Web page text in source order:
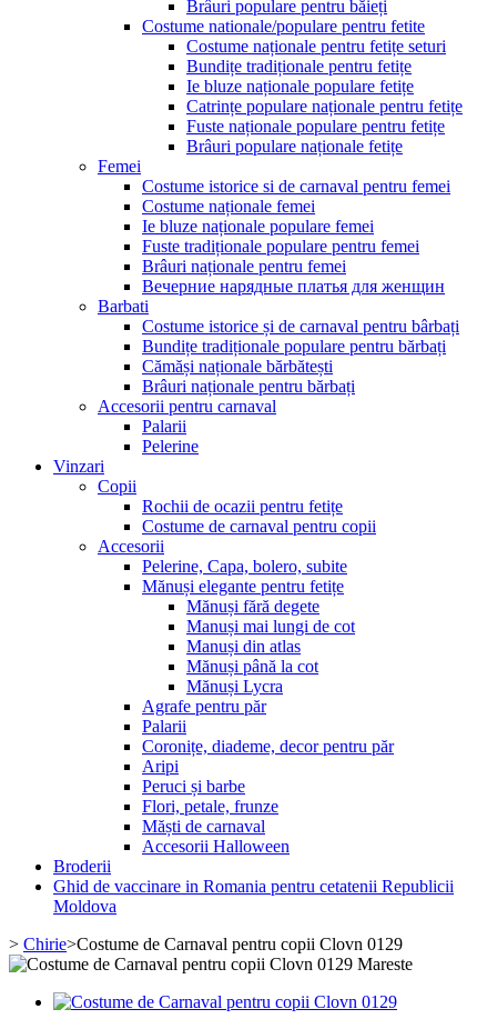
Brâuri populare pentru băieți
Costume nationale/populare pentru fetite
Costume naționale pentru fetițe seturi
Bundițe tradiționale pentru fetițe
Ie bluze naționale populare fetițe
Catrințe populare naționale pentru fetițe
Fuste naționale populare pentru fetițe
Brâuri populare naționale fetițe
Femei
Costume istorice si de carnaval pentru femei
Costume naționale femei
Ie bluze naționale populare femei
Fuste tradiționale populare pentru femei
Brâuri naționale pentru femei
Вечерние нарядные платья для женщин
Barbati
Costume istorice și de carnaval pentru bârbați
Bundițe tradiționale populare pentru bărbați
Cămăși naționale bărbătești
Brâuri naționale pentru bărbați
Accesorii pentru carnaval
Palarii
Pelerine
Vinzari
Copii
Rochii de ocazii pentru fetițe
Costume de carnaval pentru copii
Accesorii
Pelerine, Capa, bolero, subite
Mănuși elegante pentru fetițe
Mănuși fără degete
Manuși mai lungi de cot
Manuși din atlas
Mănuși până la cot
Mănuși Lycra
Agrafe pentru păr
Palarii
Coronițe, diademe, decor pentru păr
Aripi
Peruci și barbe
Flori, petale, frunze
Măști de carnaval
Accesorii Halloween
Broderii
Ghid de vaccinare in Romania pentru cetatenii Republicii
Moldova
> Chirie>Costume de Carnaval pentru copii Clovn 0129
Mareste